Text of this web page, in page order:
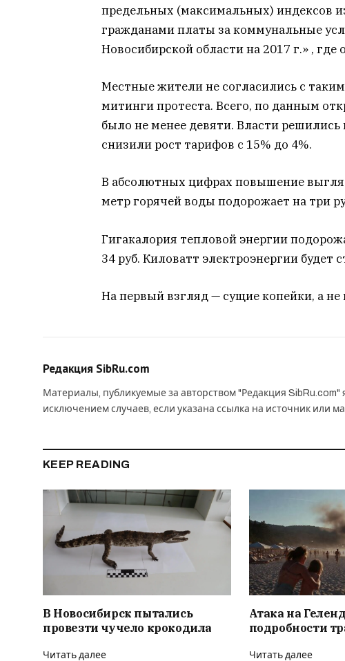
предельных (максимальных) индексов
гражданами платы за коммунальные
Новосибирской области на 2017 г.» ,
Местные жители не согласились с
митинги протеста. Всего, по данным
было не менее девяти. Власти
снизили рост тарифов с 15% до 4%.
В абсолютных цифрах повышение
метр горячей воды подорожает на три
Гигакалория тепловой энергии
34 руб. Киловатт электроэнергии будет
На первый взгляд — сущие копейки, а
Редакция SibRu.com
Материалы, публикуемые за авторством "Редакция
исключением случаев, если указана ссылка на источник или
KEEP READING
В Новосибирск пытались
провезти чучело крокодила
Читать далее
Атака на
подробности
Читать далее